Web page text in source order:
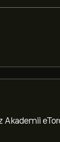
Akademii